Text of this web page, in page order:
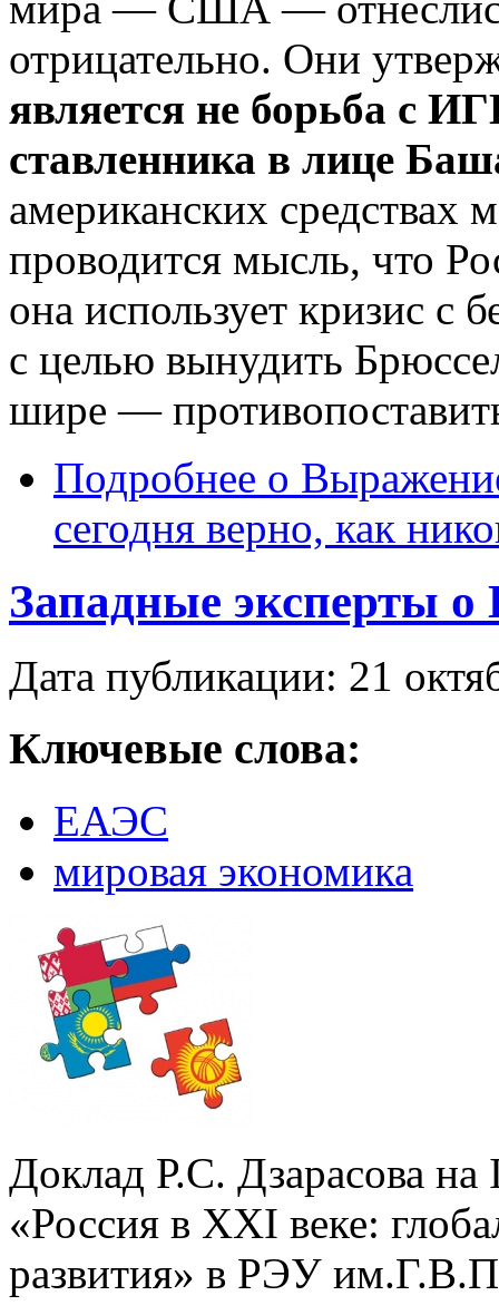
отрицательно. Они
является не борьба с
ставленника в лице
американских средствах
проводится мысль, что
она использует кризис с
с целью вынудить
шире —
Подробнее о
сегодня верно, как
Западные эксперты
Дата публикации: 21
Ключевые слова:
ЕАЭС
мировая экономика
Доклад Р.С. Дзарасова
«Россия в XXI веке:
развития» в РЭУ